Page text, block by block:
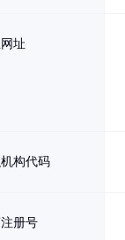
址
构代码
册号